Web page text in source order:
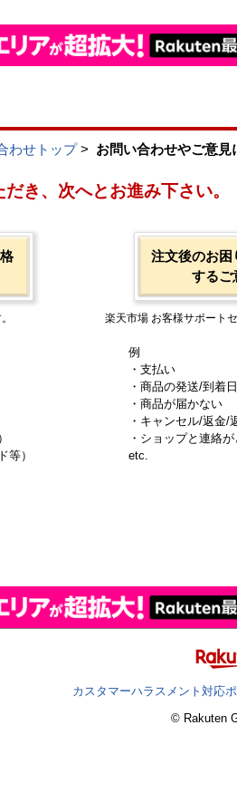
わせトップ> お問い合わせやご意見
き、次へとお進み下さい。
等）
注文後のお困
するご
楽天市場 お客様サポート
例
・支払い
・商品の発送/到着
・商品が届かない
・キャンセル/返金/
・ショップと連絡
etc.
カスタマーハラスメント対応
© Rakuten